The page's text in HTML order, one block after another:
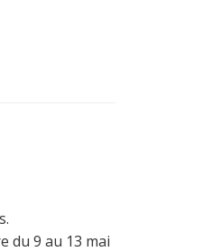
du 9 au 13 mai